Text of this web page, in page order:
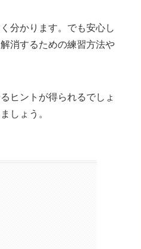
分かります。でも安心し
消するための練習方法や
ヒントが得られるでしょ
しょう。